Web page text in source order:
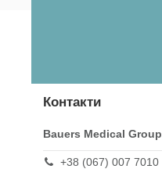
Контакти
Bauers Medical Group
+38 (067) 007 7010